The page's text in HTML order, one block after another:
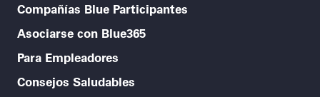
Compañías Blue Participantes
Asociarse con Blue365
Para Empleadores
Consejos Saludables